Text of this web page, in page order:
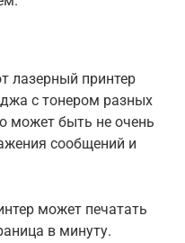
лазерный принтер
с тонером разных
может быть не очень
сообщений и
может печатать
в минуту.